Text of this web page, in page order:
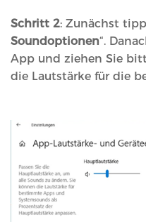
Schritt 2: Zunächst
Soundoptionen“.
App und ziehen Sie
die Lautstärke für die